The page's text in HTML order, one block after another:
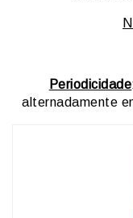
Periodicidade
alternadamente